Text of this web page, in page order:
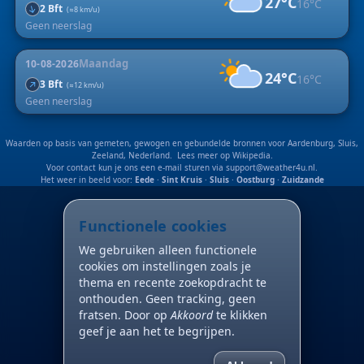
16°C
Geen neerslag
↑2 Bft (≈8 km/u)
10-08-2026Maandag
24°C16°C
Geen neerslag
↑3 Bft (≈12 km/u)
Waarden op basis van gemeten, gewogen en gebundelde bronnen voor Aardenburg, Sluis,
Zeeland, Nederland. Lees meer op Wikipedia.
Voor contact kun je ons een e-mail sturen via support@weather4u.nl.
Het weer in beeld voor: Eede· Sint Kruis· Sluis· Oostburg· Zuidzande
Functionele cookies
We gebruiken alleen functionele
cookies om instellingen zoals je
thema en recente zoekopdracht te
onthouden. Geen tracking, geen
fratsen. Door opAkkoordte klikken
geef je aan het te begrijpen.